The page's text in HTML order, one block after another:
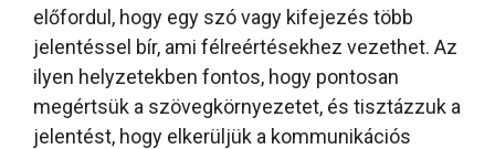
előfordul, hogy egy szó vagy kifejezés több
jelentéssel bír, ami félreértésekhez vezethet. Az
ilyen helyzetekben fontos, hogy pontosan
megértsük a szövegkörnyezetet, és tisztázzuk a
jelentést, hogy elkerüljük a kommunikációs